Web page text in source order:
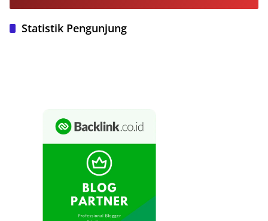
Statistik Pengunjung